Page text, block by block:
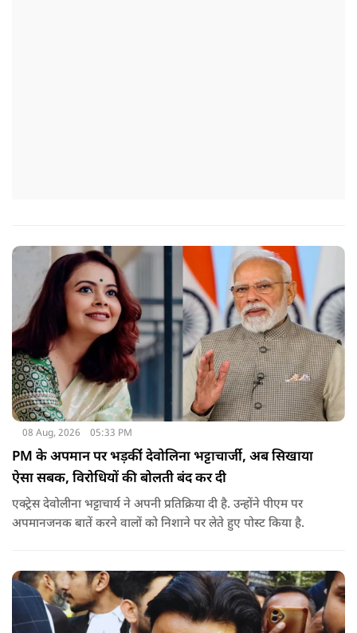
08 Aug, 2026 05:33 PM
PM के अपमान पर भड़कींं देवोलिना भट्टाचार्जी, अब सिखाया
ऐसा सबक, विरोधियों की बोलती बंद कर दी
एक्ट्रेस देवोलीना भट्टाचार्य ने अपनी प्रतिक्रिया दी है. उन्होंने पीएम पर
अपमानजनक बातें करने वालों को निशाने पर लेते हुए पोस्ट किया है.